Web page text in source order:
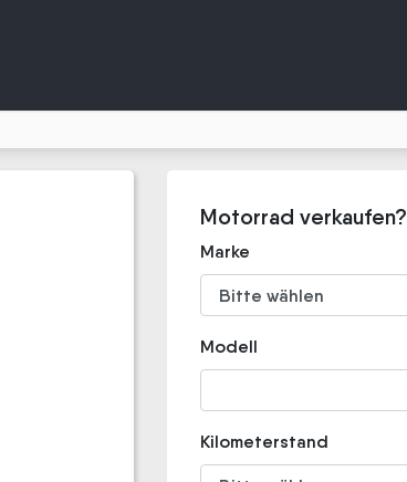
Motorrad verkaufen?
Marke
Modell
Kilometerstand